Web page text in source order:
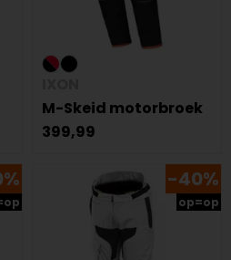
M-Skeid motorbroek
399,99
-40%
op=op